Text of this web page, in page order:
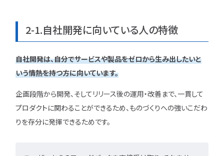
2-1.自社開発に向いている人の特徴
自社開発は、自分でサービスや製品をゼロから生み出したいと
いう情熱を持つ方に向いています。
企画段階から開発、そしてリリース後の運用・改善まで、一貫して
プロダクトに関わることができるため、ものづくりへの強いこだわ
りを存分に発揮できるためです。